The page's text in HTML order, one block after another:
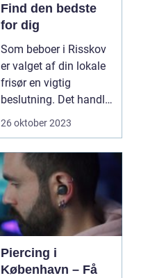
Find den bedste
for dig
Som beboer i Risskov
er valget af din lokale
frisør en vigtig
beslutning. Det handler
om mere...
26 oktober 2023
Piercing i
København – Få